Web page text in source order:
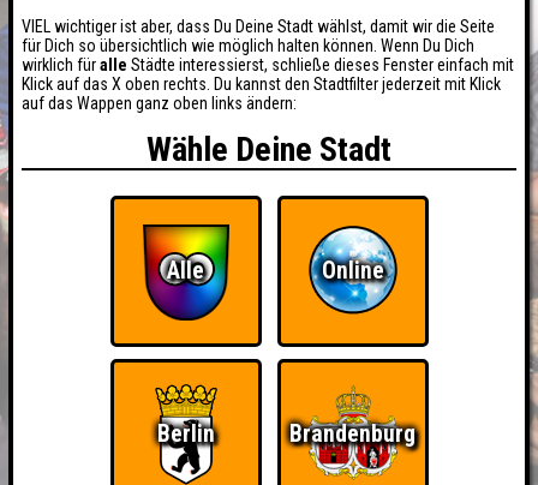
HIGHSCORE RESERVIERUNG
VIEL wichtiger ist aber, dass Du Deine Stadt wählst, damit wir die Seite
für Dich so übersichtlich wie möglich halten können. Wenn Du Dich
wirklich füralle Städte interessierst, schließe dieses Fenster einfach mit
Klick auf das X oben rechts. Du kannst den Stadtfilter jederzeit mit Klick
auf das Wappen ganz oben links ändern:
Wähle Deine Stadt
Alle Online
Berlin Brandenburg